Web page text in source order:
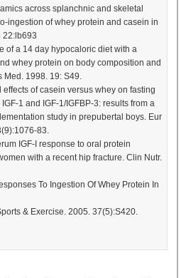
across splanchnic and skeletal
ingestion of whey protein and casein in
22:lb693
of a 14 day hypocaloric diet with a
whey protein on body composition and
Med. 1998. 19: S49.
of casein versus whey on fasting
1 and IGF-1/IGFBP-3: results from a
study in prepubertal boys. Eur
83.
IGF-I response to oral protein
with a recent hip fracture. Clin Nutr.
To Ingestion Of Whey Protein In
& Exercise. 2005. 37(5):S420.